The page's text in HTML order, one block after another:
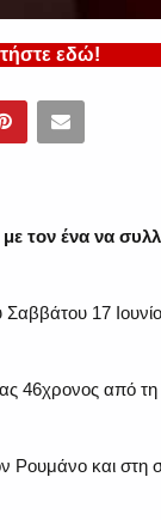
εδώ!
τον ένα να
17
46χρονος από
Ρουμάνο και στη